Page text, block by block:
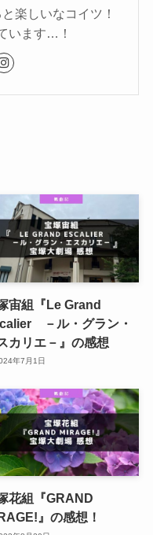
楽しいなコイツ！
います…！
宙組『Le Grand
－ル・グラン・
カリエ－』の感想
年7月1日
花組『GRAND
』の感想！